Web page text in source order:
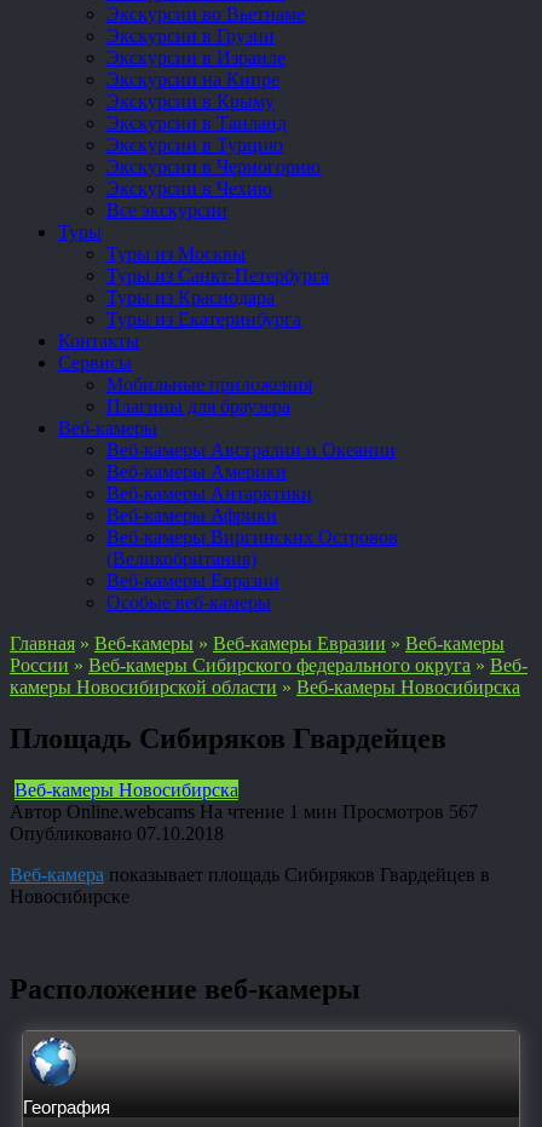
Экскурсии во Вьетнаме
Экскурсии в Грузии
Экскурсии в Израиле
Экскурсии на Кипре
Экскурсии в Крыму
Экскурсии в Таиланд
Экскурсии в Турцию
Экскурсии в Черногорию
Экскурсии в Чехию
Все экскурсии
Туры
Туры из Москвы
Туры из Санкт-Петербурга
Туры из Краснодара
Туры из Екатеринбурга
Контакты
Сервисы
Мобильные приложения
Плагины для браузера
Веб-камеры
Веб-камеры Австралии и Океании
Веб-камеры Америки
Веб-камеры Антарктики
Веб-камеры Африки
Веб-камеры Виргинских Островов
(Великобритания)
Веб-камеры Евразии
Особые веб-камеры
Главная » Веб-камеры » Веб-камеры Евразии » Веб-камеры
России » Веб-камеры Сибирского федерального округа » Веб-
камеры Новосибирской области » Веб-камеры Новосибирска
Площадь Сибиряков Гвардейцев
Веб-камеры Новосибирска
Автор Online.webcams На чтение 1 мин Просмотров 567
Опубликовано 07.10.2018
Веб-камера показывает площадь Сибиряков Гвардейцев в
Новосибирске
Расположение веб-камеры
География